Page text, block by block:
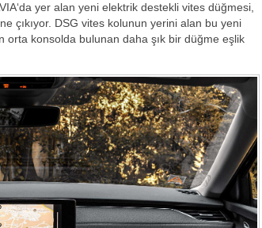
yer alan yeni elektrik destekli vites düğmesi,
çıkıyor. DSG vites kolunun yerini alan bu yeni
orta konsolda bulunan daha şık bir düğme eşlik